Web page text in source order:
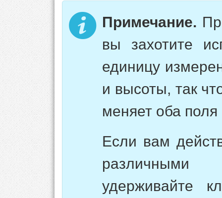
Примечание.
вы захотите
единицу
и высоты, так
меняет оба поля
Если вам
различными
удерживайте